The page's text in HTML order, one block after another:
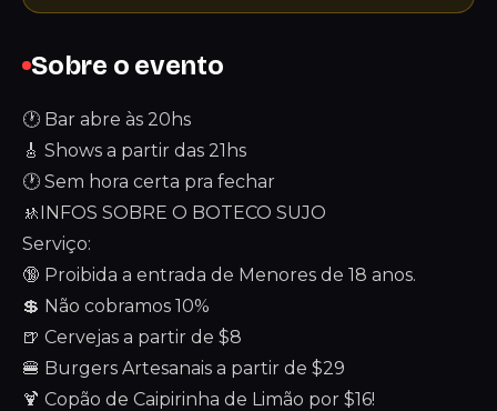
Sobre o evento
🕐 Bar abre às 20hs
🎸 Shows a partir das 21hs
🕐 Sem hora certa pra fechar
🚸INFOS SOBRE O BOTECO SUJO
Serviço:
🔞 Proibida a entrada de Menores de 18 anos.
💲 Não cobramos 10%
🍺 Cervejas a partir de $8
🍔 Burgers Artesanais a partir de $29
🍹 Copão de Caipirinha de Limão por $16!